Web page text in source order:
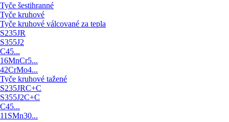
Tyče šestihranné
Tyče kruhové
Tyče kruhové válcované za tepla
S235JR
S355J2
C45...
16MnCr5...
42CrMo4...
Tyče kruhové tažené
S235JRC+C
S355J2C+C
C45...
11SMn30...